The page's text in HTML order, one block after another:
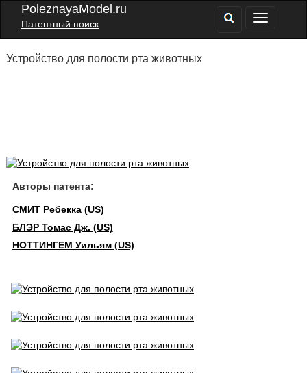
PoleznayaModel.ru
Патентный поиск
Устройство для полости рта животных
Авторы патента:
СМИТ Ребекка (US)
БЛЭР Томас Дж. (US)
НОТТИНГЕМ Уильям (US)